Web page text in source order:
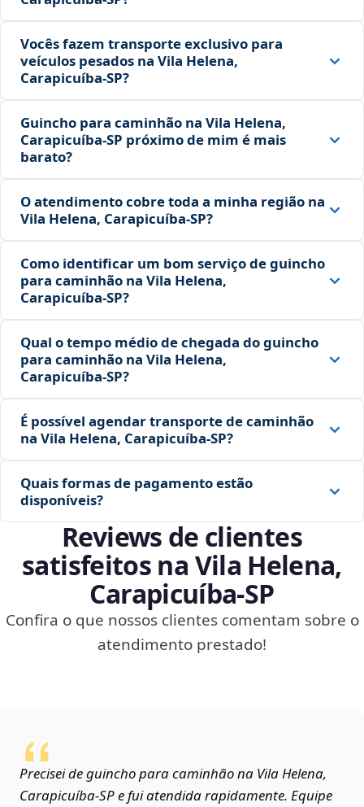
Vocês fazem transporte exclusivo para
veículos pesados na Vila Helena,
Carapicuíba‑SP?
Guincho para caminhão na Vila Helena,
Carapicuíba‑SP próximo de mim é mais
barato?
O atendimento cobre toda a minha região na
Vila Helena, Carapicuíba‑SP?
Como identificar um bom serviço de guincho
para caminhão na Vila Helena,
Carapicuíba‑SP?
Qual o tempo médio de chegada do guincho
para caminhão na Vila Helena,
Carapicuíba‑SP?
É possível agendar transporte de caminhão
na Vila Helena, Carapicuíba‑SP?
Quais formas de pagamento estão
disponíveis?
Reviews de clientes
satisfeitos na Vila Helena,
Carapicuíba‑SP
Confira o que nossos clientes comentam sobre o
atendimento prestado!
Precisei de guincho para caminhão na Vila Helena,
Carapicuíba‑SP e fui atendida rapidamente. Equipe